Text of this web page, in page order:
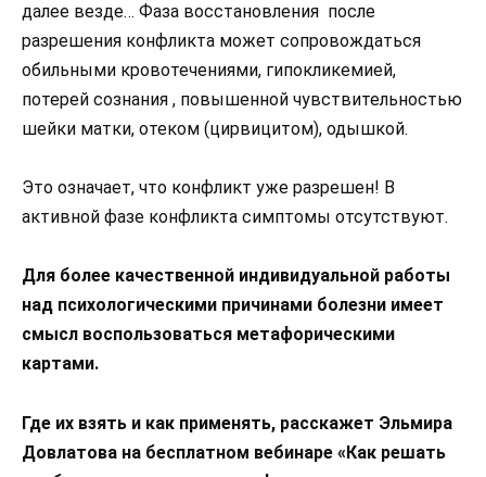
далее везде… Фаза восстановления после
разрешения конфликта может сопровождаться
обильными кровотечениями, гипокликемией,
потерей сознания , повышенной чувствительностью
шейки матки, отеком (цирвицитом), одышкой.
Это означает, что конфликт уже разрешен! В
активной фазе конфликта симптомы отсутствуют.
Для более качественной индивидуальной работы
над психологическими причинами болезни имеет
смысл воспользоваться метафорическими
картами.
Где их взять и как применять, расскажет Эльмира
Довлатова на бесплатном вебинаре «Как решать